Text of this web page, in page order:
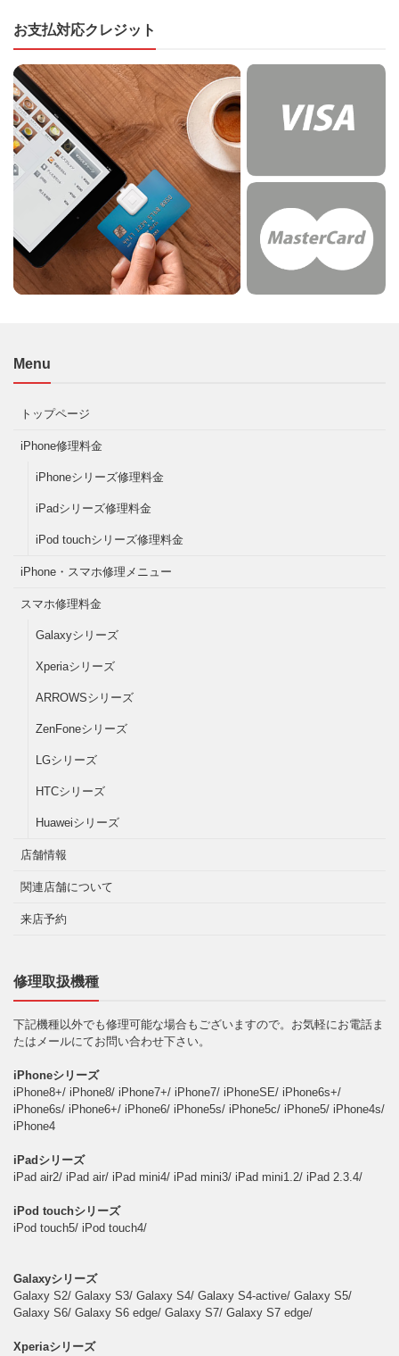
お支払対応クレジット
Menu
トップページ
iPhone修理料金
iPhoneシリーズ修理料金
iPadシリーズ修理料金
iPod touchシリーズ修理料金
iPhone・スマホ修理メニュー
スマホ修理料金
Galaxyシリーズ
Xperiaシリーズ
ARROWSシリーズ
ZenFoneシリーズ
LGシリーズ
HTCシリーズ
Huaweiシリーズ
店舗情報
関連店舗について
来店予約
修理取扱機種
下記機種以外でも修理可能な場合もございますので。お気軽にお電話ま
たはメールにてお問い合わせ下さい。
iPhoneシリーズ
iPhone8+/ iPhone8/ iPhone7+/ iPhone7/ iPhoneSE/ iPhone6s+/
iPhone6s/ iPhone6+/ iPhone6/ iPhone5s/ iPhone5c/ iPhone5/ iPhone4s/
iPhone4
iPadシリーズ
iPad air2/ iPad air/ iPad mini4/ iPad mini3/ iPad mini1.2/ iPad 2.3.4/
iPod touchシリーズ
iPod touch5/ iPod touch4/
Galaxyシリーズ
Galaxy S2/ Galaxy S3/ Galaxy S4/ Galaxy S4-active/ Galaxy S5/
Galaxy S6/ Galaxy S6 edge/ Galaxy S7/ Galaxy S7 edge/
Xperiaシリーズ